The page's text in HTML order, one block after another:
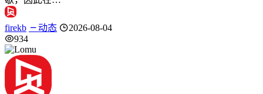
firekb 动态
2026-08-04
934